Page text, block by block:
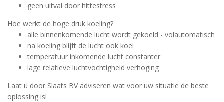
geen uitval door hittestress
Hoe werkt de hoge druk koeling?
alle binnenkomende lucht wordt gekoeld - volautomatisch
na koeling blijft de lucht ook koel
temperatuur inkomende lucht constanter
lage relatieve luchtvochtigheid verhoging
Laat u door Slaats BV adviseren wat voor uw situatie de beste
oplossing is!